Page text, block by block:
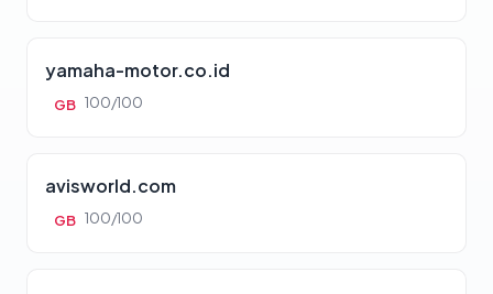
yamaha-motor.co.id
GB 100/100
avisworld.com
GB 100/100